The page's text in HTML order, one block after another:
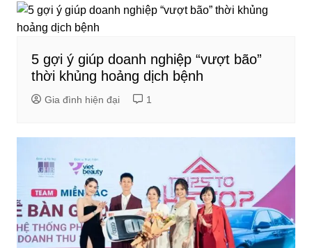
5 gợi ý giúp doanh nghiệp “vượt bão”
thời khủng hoảng dịch bệnh
Gia đình hiện đại 1